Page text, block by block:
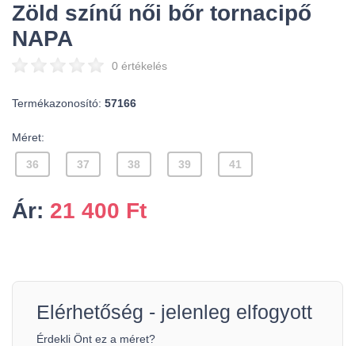
Zöld színű női bőr tornacipő
NAPA
0 értékelés
Termékazonosító: 57166
Méret:
36 37 38 39 41
Ár: 21 400 Ft
Elérhetőség - jelenleg elfogyott
Érdekli Önt ez a méret?